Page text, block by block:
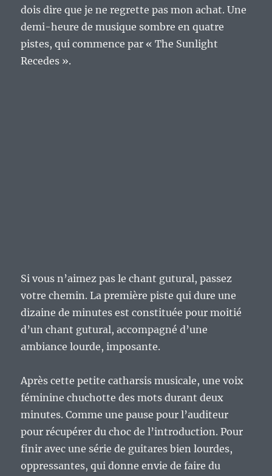
dois dire que je ne regrette pas mon achat. Une
demi-heure de musique sombre en quatre
pistes, qui commence par « The Sunlight
Recedes ».
Si vous n’aimez pas le chant gutural, passez
votre chemin. La première piste qui dure une
dizaine de minutes est constituée pour moitié
d’un chant gutural, accompagné d’une
ambiance lourde, imposante.
Après cette petite catharsis musicale, une voix
féminine chuchotte des mots durant deux
minutes. Comme une pause pour l’auditeur
pour récupérer du choc de l’introduction. Pour
finir avec une série de guitares bien lourdes,
oppressantes, qui donne envie de faire du